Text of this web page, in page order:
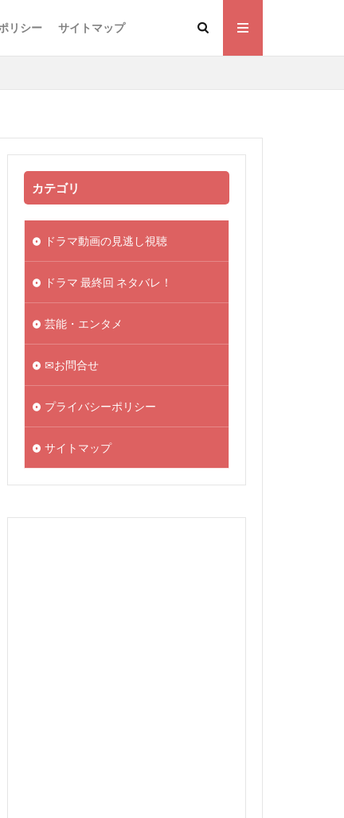
リシー サイトマップ
カテゴリ
ドラマ動画の見逃し視聴
ドラマ 最終回 ネタバレ！
芸能・エンタメ
✉お問合せ
プライバシーポリシー
サイトマップ